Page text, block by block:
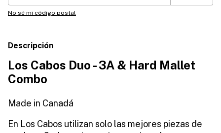
No sé mi código postal
Descripción
Los Cabos Duo - 3A & Hard Mallet
Combo
Made in Canadá
En Los Cabos utilizan solo las mejores piezas de